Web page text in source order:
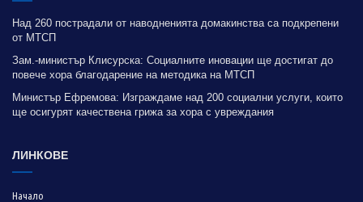
Над 260 пострадали от наводненията домакинства са подкрепени
от МТСП
Зам.-министър Клисурска: Социалните иновации ще достигат до
повече хора благодарение на методика на МТСП
Министър Ефремова: Изграждаме над 200 социални услуги, които
ще осигурят качествена грижа за хора с увреждания
ЛИНКОВЕ
Начало